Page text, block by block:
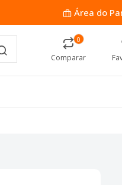
Área do
0
Comparar